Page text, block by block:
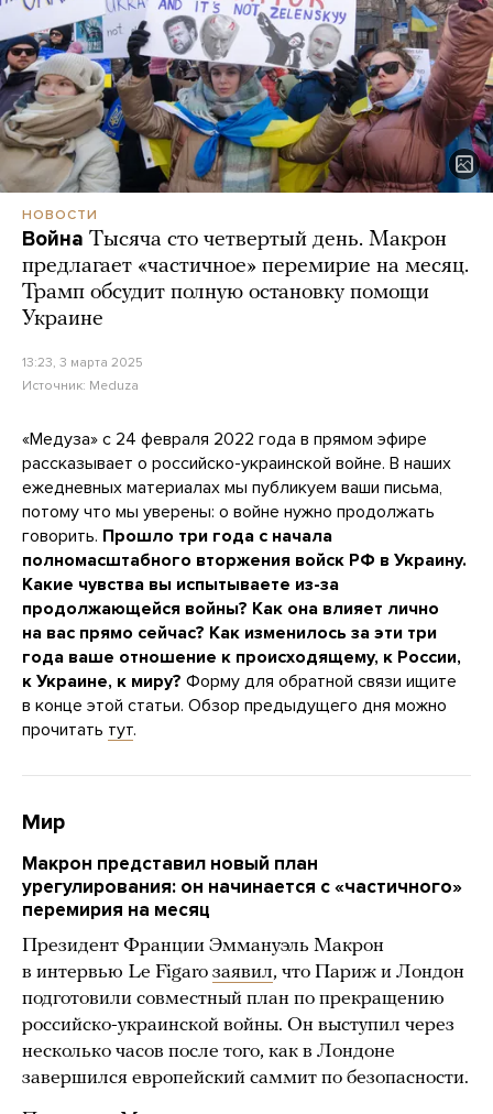
НОВОСТИ
Война Тысяча сто четвертый день. Макрон
предлагает «частичное» перемирие на месяц.
Трамп обсудит полную остановку помощи
Украине
13:23, 3 марта 2025
Источник: Meduza
«Медуза» с 24 февраля 2022 года в прямом эфире
рассказывает о российско-украинской войне. В наших
ежедневных материалах мы публикуем ваши письма,
потому что мы уверены: о войне нужно продолжать
говорить. Прошло три года с начала
полномасштабного вторжения войск РФ в Украину.
Какие чувства вы испытываете из-за
продолжающейся войны? Как она влияет лично
на вас прямо сейчас? Как изменилось за эти три
года ваше отношение к происходящему, к России,
к Украине, к миру? Форму для обратной связи ищите
в конце этой статьи. Обзор предыдущего дня можно
прочитать тут.
Мир
Макрон представил новый план
урегулирования: он начинается с «частичного»
перемирия на месяц
Президент Франции Эммануэль Макрон
в интервью Le Figaro заявил, что Париж и Лондон
подготовили совместный план по прекращению
российско-украинской войны. Он выступил через
несколько часов после того, как в Лондоне
завершился европейский саммит по безопасности.